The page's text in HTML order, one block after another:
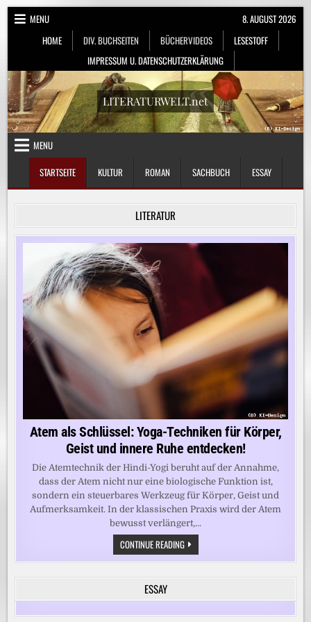
Skip
MENU
HOME
DIV. BUCHSEITEN BÜCHERVIDEOS
LESESTOFF
IMPRESSUM U. DATENSCHUTZERKLÄRUNG
8. AUGUST 2026
LITERATURWELT.net
MENU
STARTSEITE
KULTUR ROMAN SACHBUCH ESSAY
LITERATUR
Atem als Schlüssel: Yoga-Techniken für Körper,
Geist und innere Ruhe entdecken!
Die Atemtechnik der Hindi-Yogi beruht auf der Annahme,
dass der Atem nicht nur eine biologische Funktion ist,
sondern ein steuerbares Werkzeug für Körper, Geist und
Aufmerksamkeit. In der klassischen Praxis wird der Atem
bewusst verlängert,...
CONTINUE READINGATEM
ALS
SCHLÜSSEL:
TECHNIKEN
KÖRPER,
UND
ESSAY